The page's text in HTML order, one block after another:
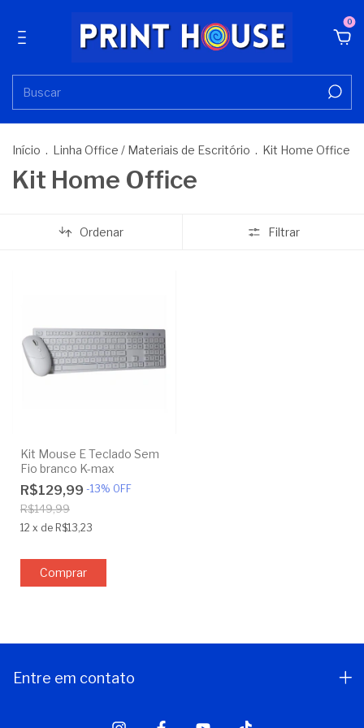
0
Início . Linha Office / Materiais de Escritório . Kit Home Office
Kit Home Office
Ordenar Filtrar
Kit Mouse E Teclado Sem
Fio branco K-max
R$129,99 -13% OFF
R$149,99
12 x de R$13,23
Entre em contato